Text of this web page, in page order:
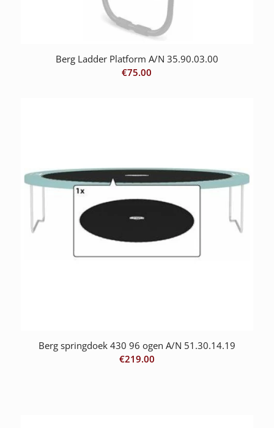
Berg Ladder Platform A/N 35.90.03.00
€75.00
Berg springdoek 430 96 ogen A/N 51.30.14.19
€219.00